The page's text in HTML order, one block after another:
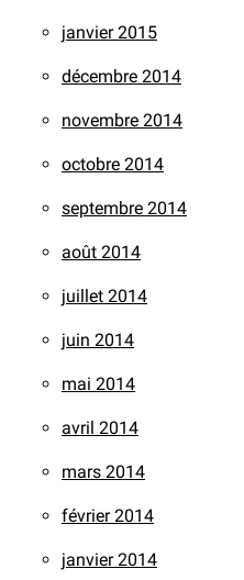
janvier 2015
décembre 2014
novembre 2014
octobre 2014
septembre 2014
août 2014
juillet 2014
juin 2014
mai 2014
avril 2014
mars 2014
février 2014
janvier 2014